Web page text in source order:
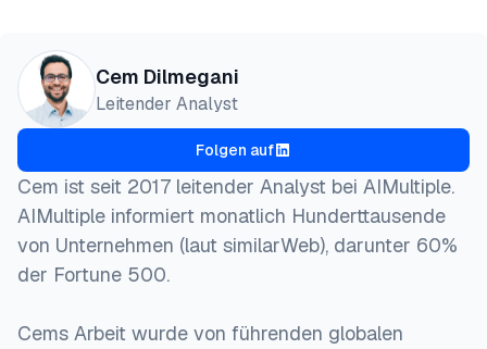
Cem Dilmegani
Leitender Analyst
Folgen auf
Cem ist seit 2017 leitender Analyst bei AIMultiple.
AIMultiple informiert monatlich Hunderttausende
von Unternehmen (laut similarWeb), darunter 60%
der Fortune 500.
Cems Arbeit wurde von führenden globalen